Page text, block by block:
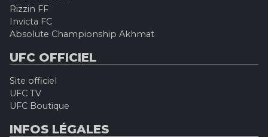
Rizzin FF
Invicta FC
Absolute Championship Akhmat
UFC OFFICIEL
Site officiel
UFC TV
UFC Boutique
INFOS LÉGALES